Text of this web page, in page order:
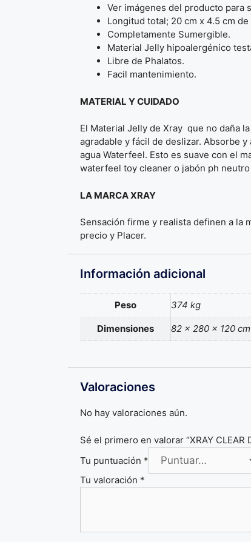
Ver imágenes del producto para
Longitud total; 20 cm x 4.5 cm
Completamente Sumergible.
Material Jelly hipoalergénico
Libre de Phalatos.
Facil mantenimiento.
MATERIAL Y CUIDADO
El Material Jelly de Xray que no daña
agradable y fácil de deslizar. Absorbe
agua Waterfeel. Esto es suave con el
waterfeel toy cleaner o jabón ph
LA MARCA XRAY
Sensación firme y realista definen a la
precio y Placer.
Información adicional
Peso 374 kg
Dimensiones 82 × 280 × 120 cm
Valoraciones
No hay valoraciones aún.
Sé el primero en valorar “XRAY CLEAR
Tu puntuación *
Tu valoración *